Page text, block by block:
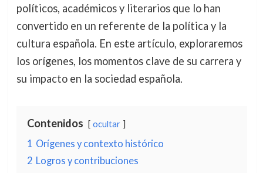
políticos, académicos y literarios que lo han
convertido en un referente de la política y la
cultura española. En este artículo, exploraremos
los orígenes, los momentos clave de su carrera y
su impacto en la sociedad española.
Contenidos ocultar
1 Orígenes y contexto histórico
2 Logros y contribuciones